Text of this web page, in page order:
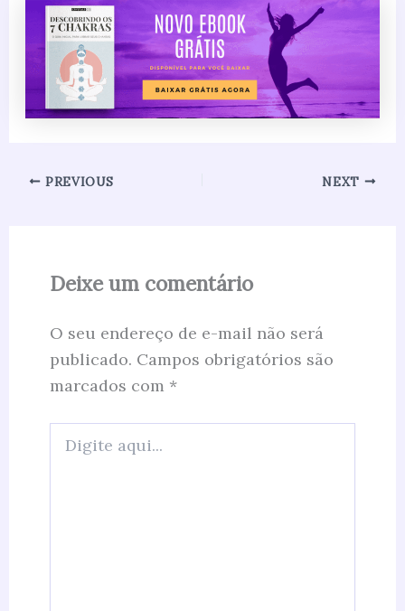
PREVIOUS NEXT
Deixe um comentário
O seu endereço de e-mail não será
publicado. Campos obrigatórios são
marcados com *
aqui...